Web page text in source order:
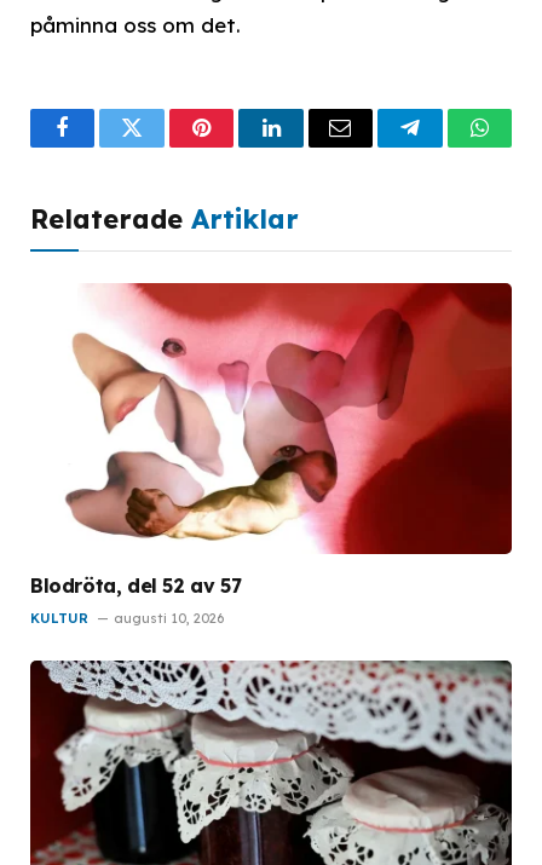
påminna oss om det.
FacebookTwitterPinterestLinkedInEmail Telegram
Relaterade Artiklar
Blodröta, del 52 av 57
KULTUR augusti 10, 2026